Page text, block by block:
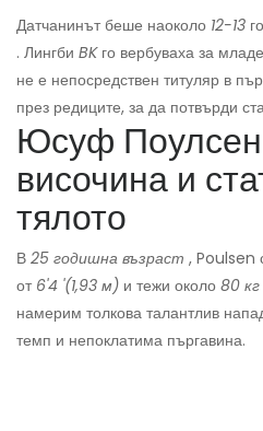
Датчанинът беше наоколо 12-13
. Лингби BKго вербуваха за
не е непосредствен титуляр в
през редиците, за да потвърди
Юсуф
височина и
тялото
В 25 годишна възраст , Poulsen
от 6'4 '(1,93 м) и тежи около 80
намерим толкова талантлив
темп и непоклатима пъргавина.